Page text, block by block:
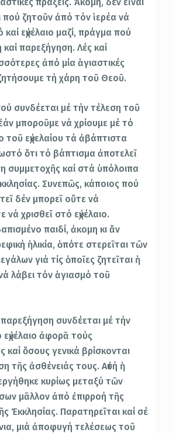
πού ζητοῦν ἀπό τόν ἱερέα νά
καί εὐχέλαιο μαζί, πράγμα πού
καί παρεξήγηση. Λές καί
ἀπό μία ἁγιαστικές
τή χάρη τοῦ Θεοῦ.
συνδέεται μέ τήν τέλεση τοῦ
ἐάν μποροῦμε νά χρίουμε μέ τό
τοῦ εὐχελαίου τά ἀβάπτιστα
ὅτι τό βάπτισμα ἀποτελεῖ
συμμετοχῆς καί στά ὑπόλοιπα
Συνεπῶς, κάποιος πού
δέν μπορεῖ οὔτε νά
νά χρισθεῖ στό εὐχέλαιο.
παιδί, ἀκομη κι ἄν
ἡλικία, ὁπότε στερεῖται τῶν
γιά τίς ὁποῖες ζητεῖται ἡ
λάβει τόν ἁγιασμό τοῦ
συνδέεται μέ τήν
εὐχέλαιο ἀφορᾶ τούς
καί ὅσους γενικά βρίσκονται
τῆς ἀσθένειάς τους. Αὐτή ἡ
κυρίως μεταξύ τῶν
μᾶλλον ἀπό ἐπιρροή τῆς
Ἐκκλησίας. Παρατηρεῖται καί σέ
μιά ἀποφυγή τελέσεως τοῦ